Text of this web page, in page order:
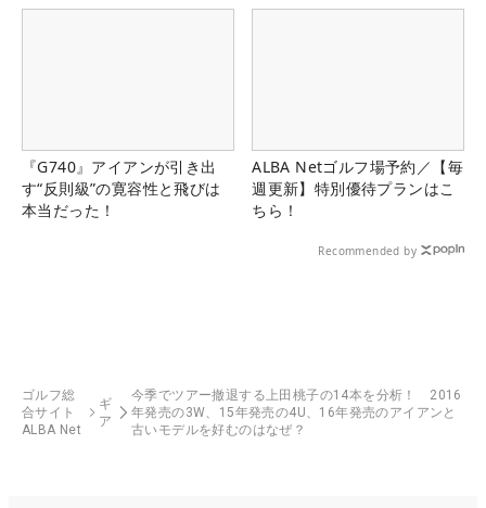
『G740』アイアンが引き出
す“反則級”の寛容性と飛びは
本当だった！
ALBA Netゴルフ場予約／【毎
週更新】特別優待プランはこ
ちら！
Recommended by
ゴルフ総
合サイト
ALBA Net
ギ
ア
今季でツアー撤退する上田桃子の14本を分析！ 2016
年発売の3W、15年発売の4U、16年発売のアイアンと
古いモデルを好むのはなぜ？